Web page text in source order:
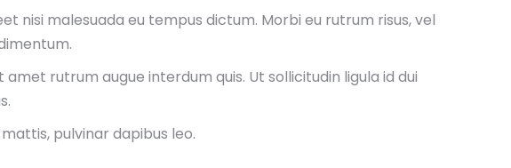
nisi malesuada eu tempus dictum. Morbi eu rutrum risus, vel
rutrum augue interdum quis. Ut sollicitudin ligula id dui
pulvinar dapibus leo.